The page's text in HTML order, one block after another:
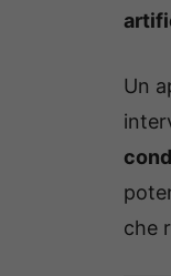
Un
che